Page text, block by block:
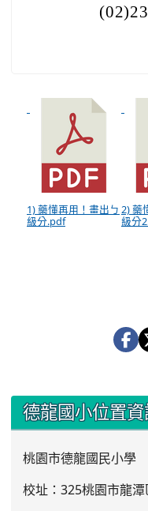
1) 藥懂再用！畫出ㄅ
級分.pdf
2) 藥
級分
::: 德龍國小位置
桃園市德龍國民小學
校址：325桃園市龍